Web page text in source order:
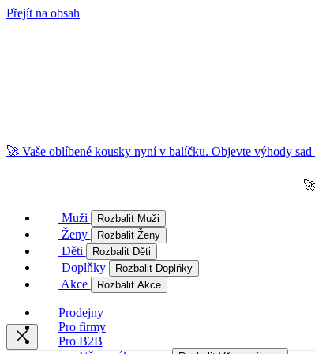
Přejít na obsah
🚀 Vaše oblíbené kousky nyní v balíčku. Objevte výhody
Muži Rozbalit Muži
Ženy Rozbalit Ženy
Děti Rozbalit Děti
Doplňky Rozbalit Doplňky
Akce Rozbalit Akce
Prodejny
Pro firmy
Pro B2B